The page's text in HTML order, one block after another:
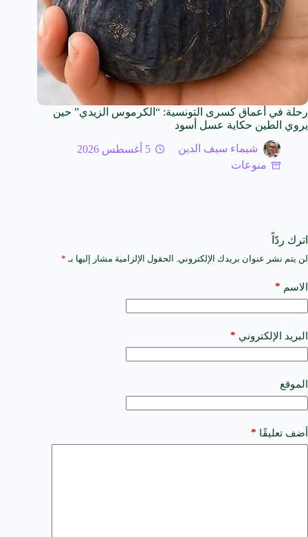
رحلة في أعماق كسرى التونسية: “الكرموس الزيدي” حين
يروي الطين حكاية عسل أسود
شيماء سيف الدين
5 أغسطس 2026
منوعات
اترك ردّاً
لن يتم نشر عنوان بريدك الإلكتروني. الحقول الإلزامية مشار إليها بـ *
الاسم *
البريد الإلكتروني *
الموقع
أضف تعليقًا *
A
t
e
a
t
i
e
: